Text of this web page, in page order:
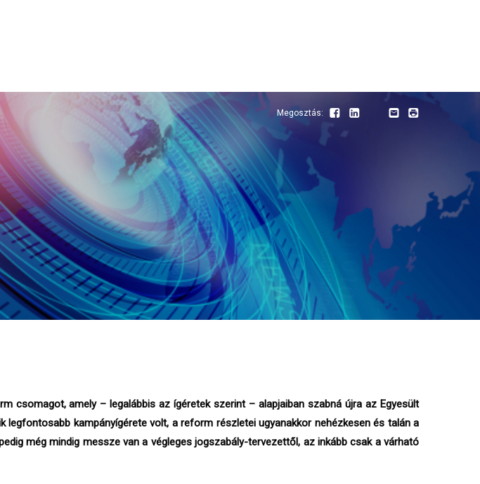
Megosztás: FacebookLinkedInYoutubeEmail
csomagot, amely – legalábbis az ígéretek szerint – alapjaiban szabná újra az Egyesült
kampányígérete volt, a reform részletei ugyanakkor nehézkesen és talán a
még mindig messze van a végleges jogszabály-tervezettől, az inkább csak a várható